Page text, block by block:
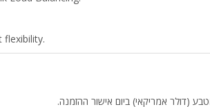
(דולר אמריקאי) ביום אישור ההזמנה.